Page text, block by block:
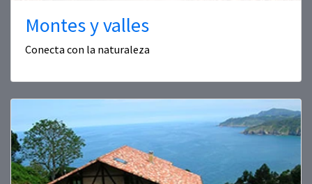
Montes y valles
Conecta con la naturaleza